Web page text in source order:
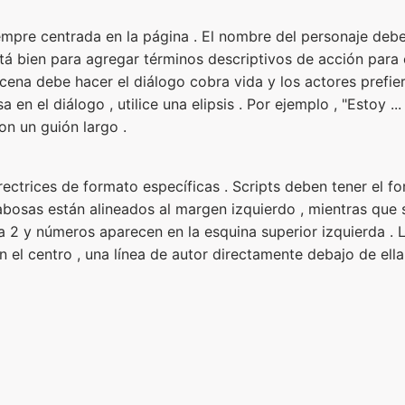
centrada en la página . El nombre del personaje
bien para agregar términos descriptivos de acción
debe hacer el diálogo cobra vida y los actores
en el diálogo , utilice una elipsis . Por ejemplo , "Estoy
un guión largo .
de formato específicas . Scripts deben tener el
están alineados al margen izquierdo , mientras
2 y números aparecen en la esquina superior izquierda .
el centro , una línea de autor directamente debajo de